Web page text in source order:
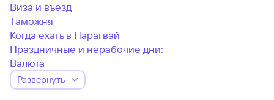
Виза и въезд
Таможня
Когда ехать в Парагвай
Праздничные и нерабочие дни:
Валюта
Развернуть